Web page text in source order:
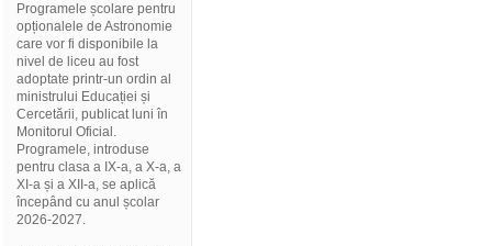
Programele școlare pentru
opționalele de Astronomie
care vor fi disponibile la
nivel de liceu au fost
adoptate printr-un ordin al
ministrului Educației și
Cercetării, publicat luni în
Monitorul Oficial.
Programele, introduse
pentru clasa a IX-a, a X-a, a
XI-a și a XII-a, se aplică
începând cu anul școlar
2026-2027.